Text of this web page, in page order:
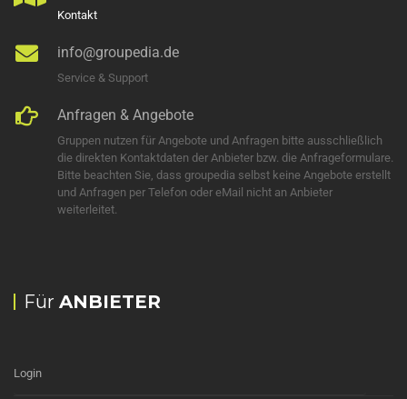
Kontakt
info@groupedia.de
Service & Support
Anfragen & Angebote
Gruppen nutzen für Angebote und Anfragen bitte ausschließlich
die direkten Kontaktdaten der Anbieter bzw. die Anfrageformulare.
Bitte beachten Sie, dass groupedia selbst keine Angebote erstellt
und Anfragen per Telefon oder eMail nicht an Anbieter
weiterleitet.
Für ANBIETER
Login